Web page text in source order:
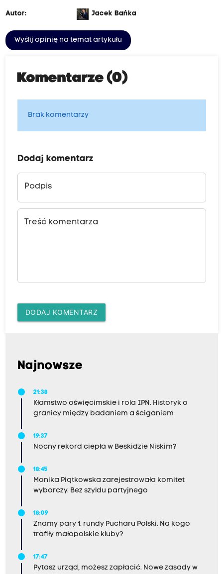
Autor: Jacek Bańka
Wyślij opinię na temat artykułu
Komentarze (0)
Brak komentarzy
Dodaj komentarz
Podpis
Treść komentarza
DODAJ KOMENTARZ
Najnowsze
21:38
Kłamstwo oświęcimskie i rola IPN. Historyk o
granicy między badaniem a ściganiem
19:37
Nocny rekord ciepła w Beskidzie Niskim?
18:45
Monika Piątkowska zarejestrowała komitet
wyborczy. Bez szyldu partyjnego
18:09
Znamy pary 1. rundy Pucharu Polski. Na kogo
trafiły małopolskie kluby?
17:47
Pytasz urząd, możesz zapłacić. Nowe zasady w